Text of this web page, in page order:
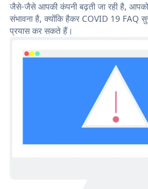
जैसे-जैसे आपकी कंपनी बढ़ती जा रही है,
संभावना है, क्योंकि हैकर COVID 19 FAQ
प्रयास कर सकते हैं।